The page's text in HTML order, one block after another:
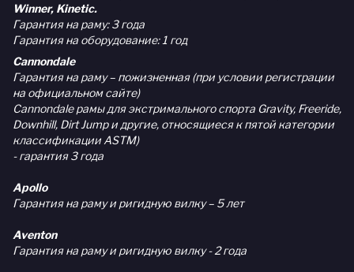
Winner, Kinetic.
Гарантия на раму: 3 года
Гарантия на оборудование: 1 год
Cannondale
Гарантия на раму – пожизненная (при условии регистрации
на официальном сайте)
Cannondale рамы для экстримального спорта Gravity, Freeride,
Downhill, Dirt Jump и другие, относящиеся к пятой категории
классификации ASTM)
- гарантия 3 года
Apollo
Гарантия на раму и ригидную вилку – 5 лет
Aventon
Гарантия на раму и ригидную вилку - 2 года